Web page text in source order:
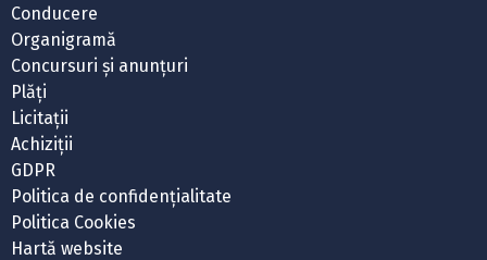
Conducere
Organigramă
Concursuri și anunțuri
Plăți
Licitații
Achiziții
GDPR
Politica de confidențialitate
Politica Cookies
Hartă website